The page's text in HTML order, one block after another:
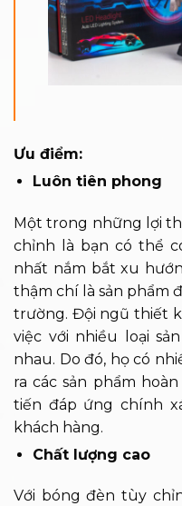
Ưu điểm:
Luôn tiên phong
Một trong những lợi
chỉnh là bạn có thể
nhất nắm bắt xu
thậm chí là sản phẩm
trường. Đội ngũ thiết
việc với nhiều loại
nhau. Do đó, họ có
ra các sản phẩm
tiến đáp ứng chính
khách hàng.
Chất lượng cao
Với bóng đèn tùy